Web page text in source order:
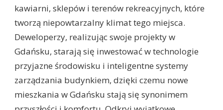
kawiarni, sklepów i terenów rekreacyjnych, które
tworzą niepowtarzalny klimat tego miejsca.
Deweloperzy, realizując swoje projekty w
Gdańsku, starają się inwestować w technologie
przyjazne środowisku i inteligentne systemy
zarządzania budynkiem, dzięki czemu nowe
mieszkania w Gdańsku stają się synonimem